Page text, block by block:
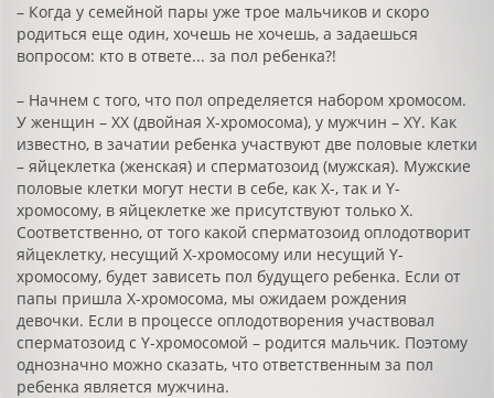
– Когда у семейной пары уже трое мальчиков и скоро
родиться еще один, хочешь не хочешь, а задаешься
вопросом: кто в ответе... за пол ребенка?!
– Начнем с того, что пол определяется набором хромосом.
У женщин – ХХ (двойная Х-хромосома), у мужчин – XY. Как
известно, в зачатии ребенка участвуют две половые клетки
– яйцеклетка (женская) и сперматозоид (мужская). Мужские
половые клетки могут нести в себе, как Х-, так и Y-
хромосому, в яйцеклетке же присутствуют только Х.
Соответственно, от того какой сперматозоид оплодотворит
яйцеклетку, несущий Х-хромосому или несущий Y-
хромосому, будет зависеть пол будущего ребенка. Если от
папы пришла Х-хромосома, мы ожидаем рождения
девочки. Если в процессе оплодотворения участвовал
сперматозоид с Y-хромосомой – родится мальчик. Поэтому
однозначно можно сказать, что ответственным за пол
ребенка является мужчина.